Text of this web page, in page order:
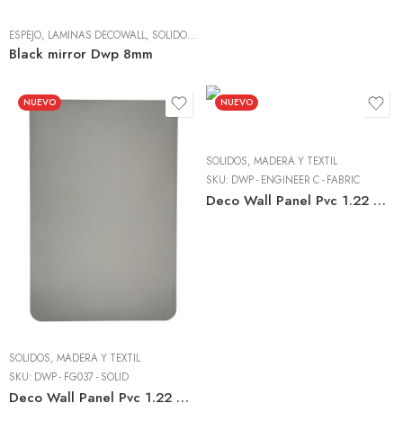
ESPEJO, LÁMINAS DECOWALL, SÓLIDOS, MADERA Y TEXTIL
Black mirror Dwp 8mm
NUEVO
SÓLIDOS, MADERA Y TEXTIL
SKU: DWP - FG037 - SOLID
Deco Wall Panel Pvc 1.22 M X 2.44 M X 8mm Gentle Grey – Wpc Interior
NUEVO
SÓLIDOS, MADERA Y TEXTIL
SKU: DWP - ENGINEER C - FABRIC
Deco Wall Panel Pvc 1.22 M X 2.44 M X 8mm Grey Fabric – Wpc Interior